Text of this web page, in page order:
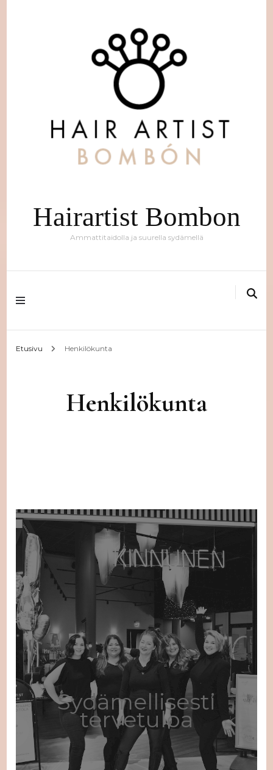
Hairartist Bombon
Ammattitaidolla ja suurella sydämellä
Etusivu Henkilökunta
Henkilökunta
Sydämellisesti
tervetuloa